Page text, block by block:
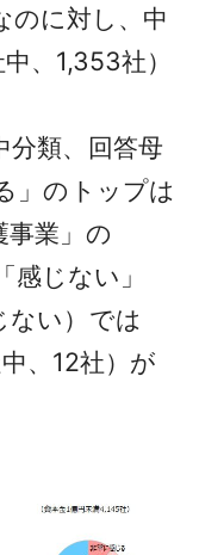
のに対し、中
、1,353社）
類、回答母
」のトップは
事業」の
感じない」
ない）では
、12社）が